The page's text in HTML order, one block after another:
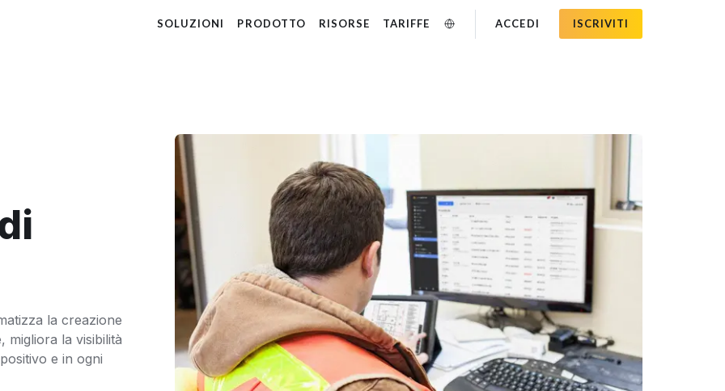
SOLUZIONI PRODOTTO RISORSE TARIFFE ACCEDI ISCRIVITI
la creazione
migliora la visibilità
e in ogni